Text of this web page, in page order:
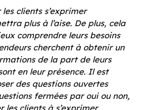
clients s’exprimer
plus à l’aise. De plus, cela
comprendre leurs besoins
cherchent à obtenir un
de la part de leurs
en leur présence. Il est
des questions ouvertes
fermées par oui ou non,
les clients à s’exprimer